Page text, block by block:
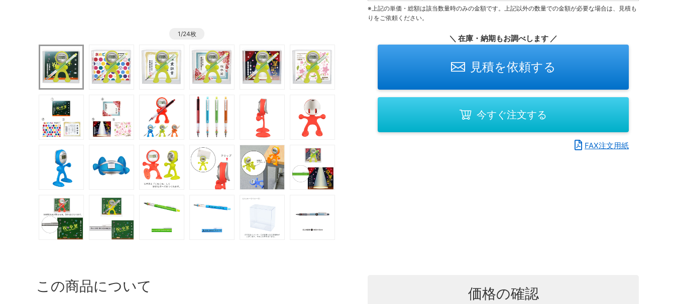
1/24枚
※上記の単価・総額は該当数量時のみの金額です。上記以外の数量での金額が必要な場合は、見積も
りをご依頼ください。
＼ 在庫・納期もお調べします ／
見積を依頼する
今すぐ注文する
FAX注文用紙
この商品について 価格の確認